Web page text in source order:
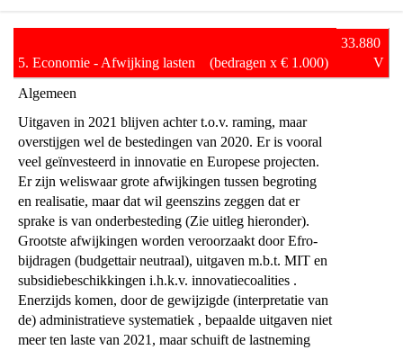
naar
navigatie
Programma
Economie,
Kennis
Talentontwikkeling
Verschillenanalyse
5. Economie - Afwijking lasten    (bedragen x € 1.000)
33.880
V
Algemeen
Uitgaven in 2021 blijven achter t.o.v. raming, maar
overstijgen wel de bestedingen van 2020. Er is vooral
veel geïnvesteerd in innovatie en Europese projecten.
Er zijn weliswaar grote afwijkingen tussen begroting
en realisatie, maar dat wil geenszins zeggen dat er
sprake is van onderbesteding (Zie uitleg hieronder).
Grootste afwijkingen worden veroorzaakt door Efro-
bijdragen (budgettair neutraal), uitgaven m.b.t. MIT en
subsidiebeschikkingen i.h.k.v. innovatiecoalities .
Enerzijds komen, door de gewijzigde (interpretatie van
de) administratieve systematiek , bepaalde uitgaven niet
meer ten laste van 2021, maar schuift de lastneming